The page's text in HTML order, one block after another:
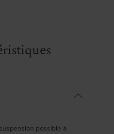
suspension possible à